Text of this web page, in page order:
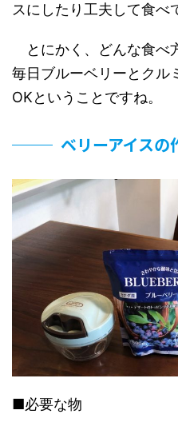
スにしたり工夫して食べ
とにかく、どんな食べ
毎日ブルーベリーとクル
OKということですね。
ベリーアイスの
■必要な物